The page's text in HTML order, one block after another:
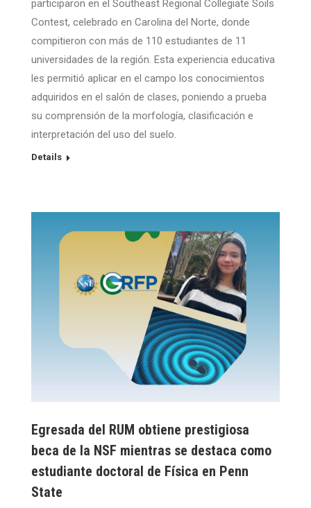
participaron en el Southeast Regional Collegiate Soils
Contest, celebrado en Carolina del Norte, donde
compitieron con más de 110 estudiantes de 11
universidades de la región. Esta experiencia educativa
les permitió aplicar en el campo los conocimientos
adquiridos en el salón de clases, poniendo a prueba
su comprensión de la morfología, clasificación e
interpretación del uso del suelo.
Details
Egresada del RUM obtiene prestigiosa
beca de la NSF mientras se destaca como
estudiante doctoral de Física en Penn
State